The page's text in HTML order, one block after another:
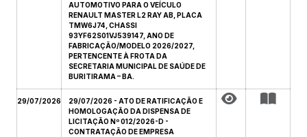
AUTOMOTIVO PARA O VEÍCULO
RENAULT MASTER L2 RAY AB, PLACA
TMW6J74, CHASSI
93YF62S01VJ539147, ANO DE
FABRICAÇÃO/MODELO 2026/2027,
PERTENCENTE À FROTA DA
SECRETARIA MUNICIPAL DE SAÚDE DE
BURITIRAMA – BA.
29/07/2026
29/07/2026 - ATO DE RATIFICAÇÃO E
HOMOLOGAÇÃO DA DISPENSA DE
LICITAÇÃO Nº 012/2026-D -
CONTRATAÇÃO DE EMPRESA